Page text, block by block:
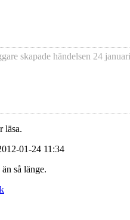
skapade händelsen 24
läsa.
01-24 11:34
så länge.